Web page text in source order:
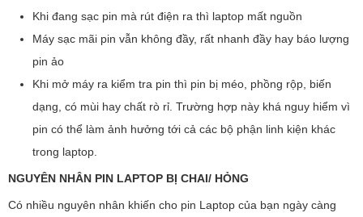
Khi đang sạc pin mà rút điện ra thì laptop mất nguồn
Máy sạc mãi pin vẫn không đầy, rất nhanh đầy hay báo lượng
pin ảo
Khi mở máy ra kiểm tra pin thì pin bị méo, phồng rộp, biến
dạng, có mùi hay chất rò rỉ. Trường hợp này khá nguy hiểm vì
pin có thể làm ảnh hưởng tới cả các bộ phận linh kiện khác
trong laptop.
NGUYÊN NHÂN PIN LAPTOP BỊ CHAI/ HỎNG
Có nhiều nguyên nhân khiến cho pin Laptop của bạn ngày càng